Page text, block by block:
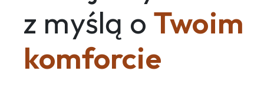
z myślą o Twoim
komforcie